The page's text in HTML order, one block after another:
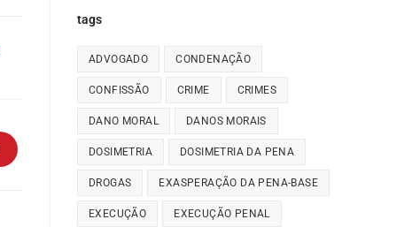
tags
ADVOGADO CONDENAÇÃO
CONFISSÃO CRIME CRIMES
DANO MORAL DANOS MORAIS
DOSIMETRIA DOSIMETRIA DA PENA
DROGAS EXASPERAÇÃO DA PENA-BASE
EXECUÇÃO EXECUÇÃO PENAL